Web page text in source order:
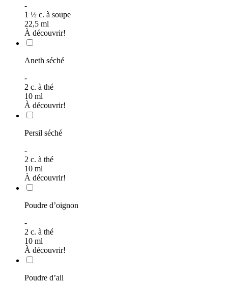
-
1 ½ c. à soupe
22,5 ml
À découvrir!
Aneth séché
-
2 c. à thé
10 ml
À découvrir!
Persil séché
-
2 c. à thé
10 ml
À découvrir!
Poudre d’oignon
-
2 c. à thé
10 ml
À découvrir!
Poudre d’ail